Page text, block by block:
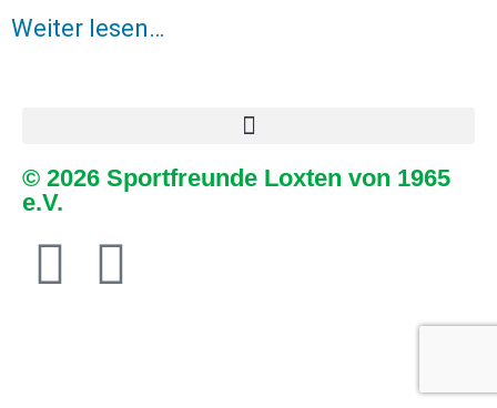
Weiter lesen…
© 2026 Sportfreunde Loxten von 1965
e.V.